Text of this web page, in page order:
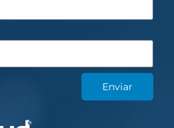
Enviar